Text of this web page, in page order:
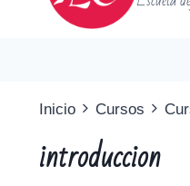
Inicio Cursos
introduccion